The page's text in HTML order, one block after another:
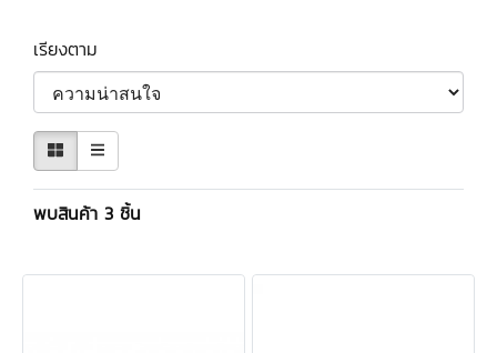
เรียงตาม
พบสินค้า 3 ชิ้น